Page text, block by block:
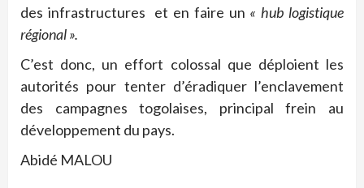
des infrastructures et en faire un « hub logistique
régional ».
C’est donc, un effort colossal que déploient les
autorités pour tenter d’éradiquer l’enclavement
des campagnes togolaises, principal frein au
développement du pays.
Abidé MALOU